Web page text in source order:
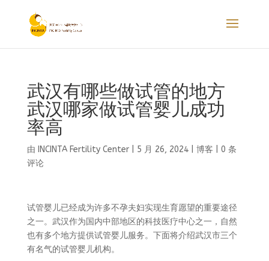
武汉有哪些做试管的地方
武汉哪家做试管婴儿成功
率高
由 INCINTA Fertility Center| 5 月 26, 2024| 博客
0 条
评论
试管婴儿已经成为许多不孕夫妇实现生育愿望的重要途径
之一。武汉作为国内中部地区的科技医疗中心之一，自然
也有多个地方提供试管婴儿服务。下面将介绍武汉市三个
有名气的试管婴儿机构。